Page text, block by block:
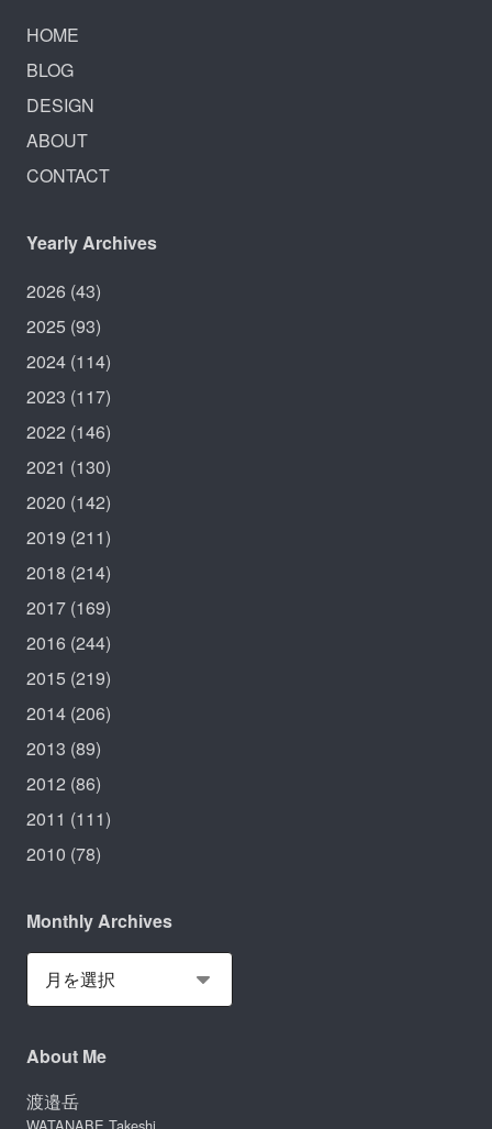
HOME
BLOG
DESIGN
ABOUT
CONTACT
Yearly Archives
2026 (43)
2025 (93)
2024 (114)
2023 (117)
2022 (146)
2021 (130)
2020 (142)
2019 (211)
2018 (214)
2017 (169)
2016 (244)
2015 (219)
2014 (206)
2013 (89)
2012 (86)
2011 (111)
2010 (78)
Monthly Archives
About Me
渡邉岳
WATANABE Takeshi